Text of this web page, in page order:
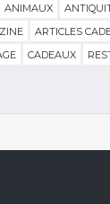
ANIMAUX
ARTICLES
CADEAUX